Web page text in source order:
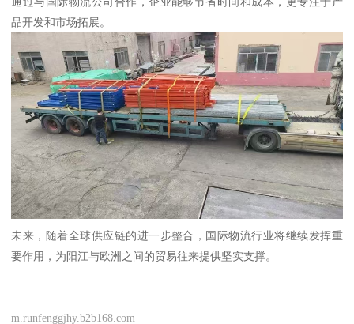
品开发和市场拓展。
未来，随着全球供应链的进一步整合，国际物流行业将继续发挥重
要作用，为阳江与欧洲之间的贸易往来提供坚实支撑。
m.runfenggjhy.b2b168.com